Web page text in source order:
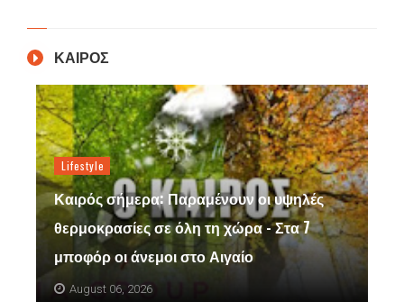
ΚΑΙΡΟΣ
Lifestyle
Καιρός σήμερα: Παραμένουν οι υψηλές
θερμοκρασίες σε όλη τη χώρα - Στα 7
μποφόρ οι άνεμοι στο Αιγαίο
August 06, 2026